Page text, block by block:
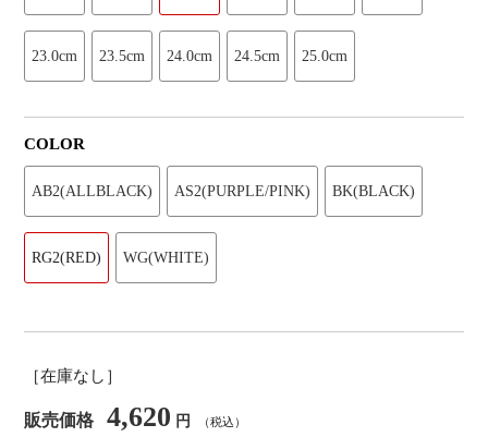
23.0cm 23.5cm 24.0cm 24.5cm 25.0cm
COLOR
AB2(ALLBLACK) AS2(PURPLE/PINK) BK(BLACK)
RG2(RED) WG(WHITE)
［在庫なし］
販売価格 4,620 円 （税込）